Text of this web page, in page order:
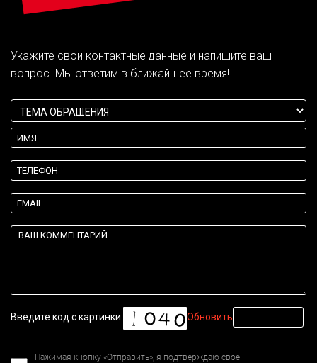
Укажите свои контактные данные и напишите ваш
вопрос. Мы ответим в ближайшее время!
Введите код с картинки: Обновить
Нажимая кнопку «Отправить», я подтверждаю свое